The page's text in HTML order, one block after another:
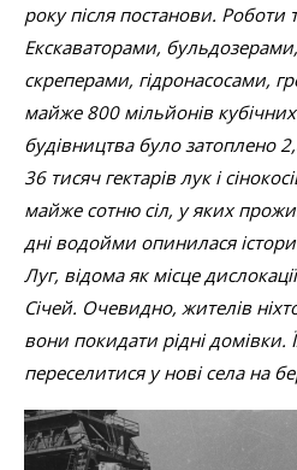
року після постанови. Роботи
Екскаваторами,
скреперами, гідронасосами,
майже 800 мільйонів
будівництва було затоплено
36 тисяч гектарів лук і
майже сотню сіл, у яких
дні водойми опинилася
Луг, відома як місце
Січей. Очевидно, жителів
вони покидати рідні домівки.
переселитися у нові села на